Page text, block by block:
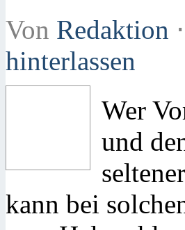
Von Redaktion ⋅
hinterlassen
Wer
und
kann bei